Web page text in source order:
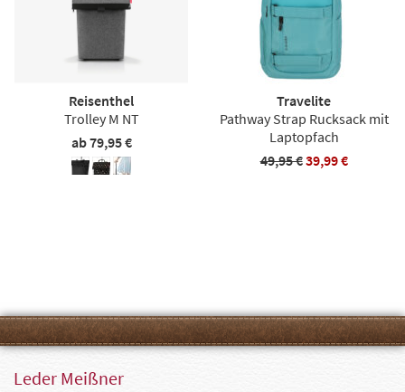
Reisenthel
Trolley M NT
ab 79,95 €
Travelite
Pathway Strap Rucksack mit
Laptopfach
49,95 €39,99 €
Leder Meißner